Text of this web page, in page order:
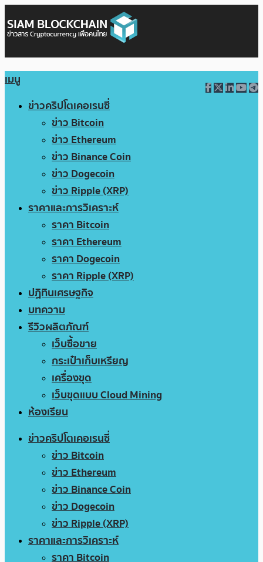
เมนู
ข่าวคริปโตเคอเรนซี่
ข่าว Bitcoin
ข่าว Ethereum
ข่าว Binance Coin
ข่าว Dogecoin
ข่าว Ripple (XRP)
ราคาและการวิเคราะห์
ราคา Bitcoin
ราคา Ethereum
ราคา Dogecoin
ราคา Ripple (XRP)
ปฏิทินเศรษฐกิจ
บทความ
รีวิวผลิตภัณฑ์
เว็บซื้อขาย
กระเป๋าเก็บเหรียญ
เครื่องขุด
เว็บขุดแบบ Cloud Mining
ห้องเรียน
ข่าวคริปโตเคอเรนซี่
ข่าว Bitcoin
ข่าว Ethereum
ข่าว Binance Coin
ข่าว Dogecoin
ข่าว Ripple (XRP)
ราคาและการวิเคราะห์
ราคา Bitcoin